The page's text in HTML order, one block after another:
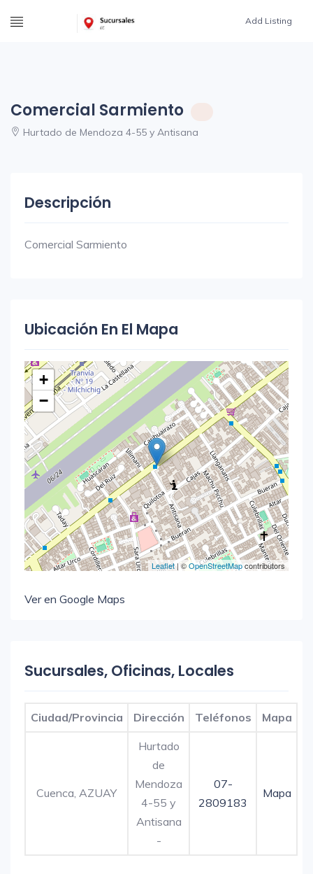
Add Listing
Comercial Sarmiento
Hurtado de Mendoza 4-55 y Antisana
Descripción
Comercial Sarmiento
Ubicación En El Mapa
+
−
Leaflet| ©OpenStreetMapcontributors
Ver en Google Maps
Sucursales, Oficinas, Locales
Ciudad/Provincia Dirección Teléfonos Mapa
Cuenca, AZUAY
Hurtado
de
Mendoza
4-55 y
Antisana
-
07-
2809183
Mapa